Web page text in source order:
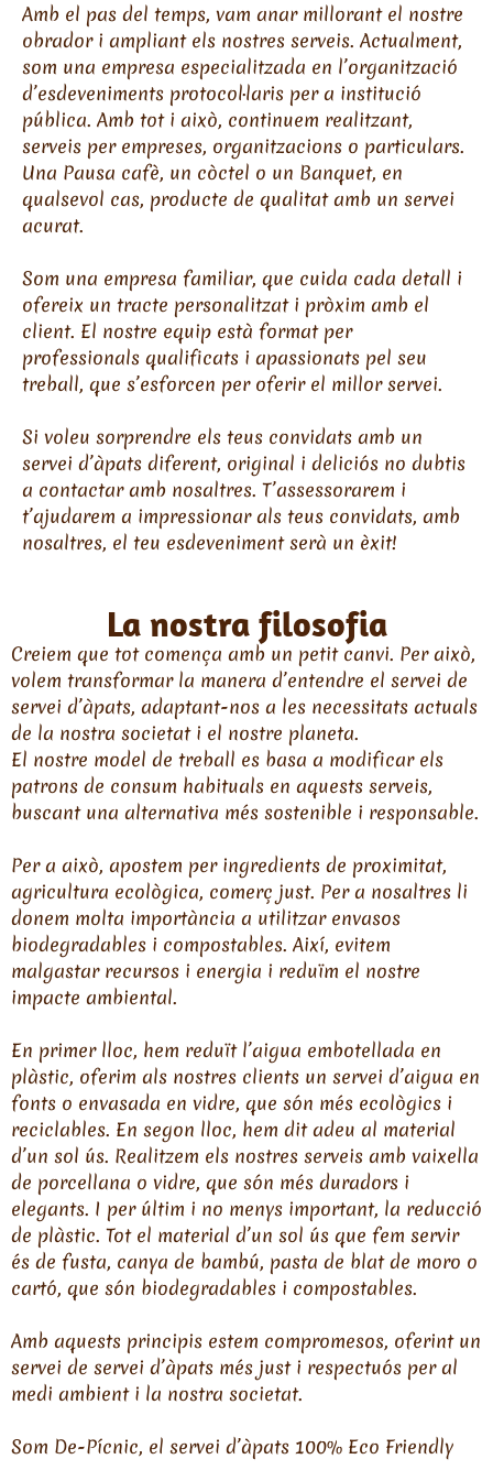
Amb el pas del temps, vam anar millorant el nostre
obrador i ampliant els nostres serveis. Actualment,
som una empresa especialitzada en l’organització
d’esdeveniments protocol·laris per a institució
pública. Amb tot i això, continuem realitzant,
serveis per empreses, organitzacions o particulars.
Una Pausa cafè, un còctel o un Banquet, en
qualsevol cas, producte de qualitat amb un servei
acurat.
Som una empresa familiar, que cuida cada detall i
ofereix un tracte personalitzat i pròxim amb el
client. El nostre equip està format per
professionals qualificats i apassionats pel seu
treball, que s’esforcen per oferir el millor servei.
Si voleu sorprendre els teus convidats amb un
servei d’àpats diferent, original i deliciós no dubtis
a contactar amb nosaltres. T’assessorarem i
t’ajudarem a impressionar als teus convidats, amb
nosaltres, el teu esdeveniment serà un èxit!
La nostra filosofia
Creiem que tot comença amb un petit canvi. Per això,
volem transformar la manera d’entendre el servei de
servei d’àpats, adaptant-nos a les necessitats actuals
de la nostra societat i el nostre planeta.
El nostre model de treball es basa a modificar els
patrons de consum habituals en aquests serveis,
buscant una alternativa més sostenible i responsable.
Per a això, apostem per ingredients de proximitat,
agricultura ecològica, comerç just. Per a nosaltres li
donem molta importància a utilitzar envasos
biodegradables i compostables. Així, evitem
malgastar recursos i energia i reduïm el nostre
impacte ambiental.
En primer lloc, hem reduït l’aigua embotellada en
plàstic, oferim als nostres clients un servei d’aigua en
fonts o envasada en vidre, que són més ecològics i
reciclables. En segon lloc, hem dit adeu al material
d’un sol ús. Realitzem els nostres serveis amb vaixella
de porcellana o vidre, que són més duradors i
elegants. I per últim i no menys important, la reducció
de plàstic. Tot el material d’un sol ús que fem servir
és de fusta, canya de bambú, pasta de blat de moro o
cartó, que són biodegradables i compostables.
Amb aquests principis estem compromesos, oferint un
servei de servei d’àpats més just i respectuós per al
medi ambient i la nostra societat.
Som De-Pícnic, el servei d’àpats 100% Eco Friendly